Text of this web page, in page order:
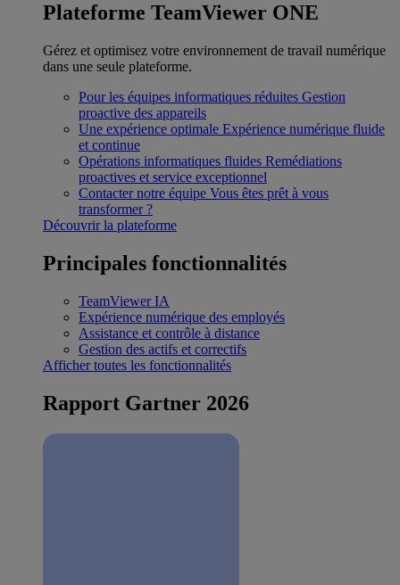
Plateforme TeamViewer ONE
Gérez et optimisez votre environnement de travail numérique
dans une seule plateforme.
Pour les équipes informatiques réduites Gestion
proactive des appareils
Une expérience optimale Expérience numérique fluide
et continue
Opérations informatiques fluides Remédiations
proactives et service exceptionnel
Contacter notre équipe Vous êtes prêt à vous
transformer ?
Découvrir la plateforme
Principales fonctionnalités
TeamViewer IA
Expérience numérique des employés
Assistance et contrôle à distance
Gestion des actifs et correctifs
Afficher toutes les fonctionnalités
Rapport Gartner 2026